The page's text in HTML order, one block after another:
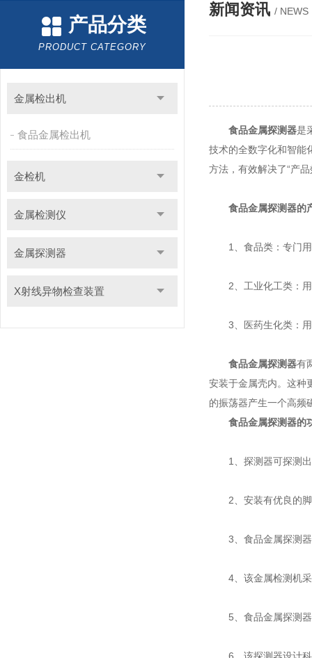
产品分类
PRODUCT CATEGORY
金属检出机
食品金属检出机
金检机
金属检测仪
金属探测器
X射线异物检查装置
新闻资讯 / NEWS
食品金属探测器是
技术的全数字化和智能
方法，有效解决了“产
食品金属探测器的
1、食品类：专门用
2、工业化工类：用
3、医药生化类：用
食品金属探测器有
安装于金属壳内。这种
的振荡器产生一个高频
食品金属探测器的
1、探测器可探测出
2、安装有优良的脚
3、食品金属探测器
4、该金属检测机采
5、食品金属探测器